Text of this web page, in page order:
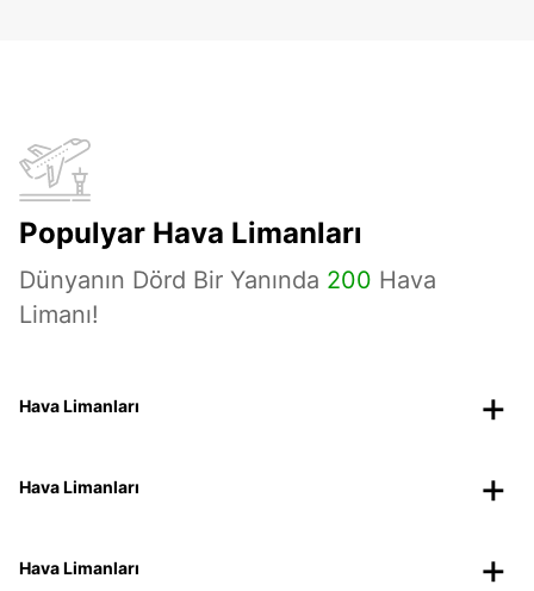
Populyar Hava Limanları
Dünyanın Dörd Bir Yanında 200 Hava
Limanı!
Hava Limanları
Hava Limanları
Hava Limanları